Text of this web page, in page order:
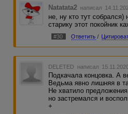
Natatata2 написал
не, ну кто тут
старику этот покойник
#30 Ответить /
DELETED написал
Подкачала концовка. А
Ведьма явно лишняя в
Не хватило
но застремался и
+